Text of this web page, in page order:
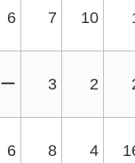
6 7 10
ー 3 2
6 8 4